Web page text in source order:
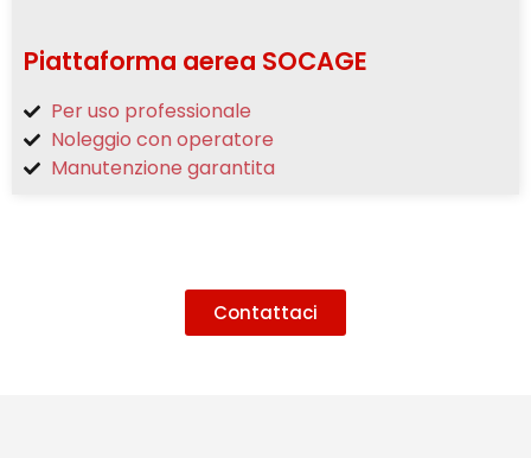
Piattaforma aerea SOCAGE
Per uso professionale
Noleggio con operatore
Manutenzione garantita
Contattaci